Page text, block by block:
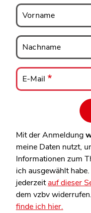
Vorname
Vorname
Nachname
Nachname
E-
Mail
E-Mail
Mit der Anmeldung
meine Daten nutzt,
Informationen zum
ich ausgewählt
jederzeitauf dieser
dem vzbv widerrufen.
finde ich hier.